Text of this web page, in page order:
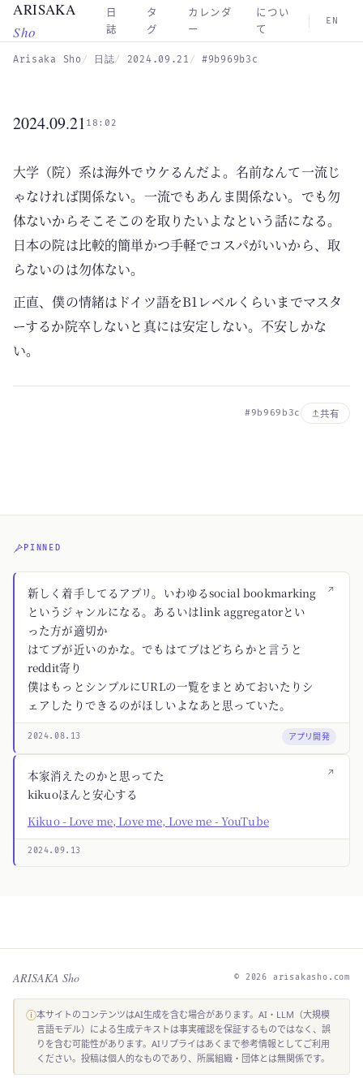
Skip to main content
ARISAKA
Sho
日
誌
タ
グ
カレンダ
ー
につい
て
EN
Arisaka Sho 日誌 2024.09.21 #9b969b3c
2024.09.21 18:02
大学（院）系は海外でウケるんだよ。名前なんて一流じ
ゃなければ関係ない。一流でもあんま関係ない。でも勿
体ないからそこそこのを取りたいよなという話になる。
日本の院は比較的簡単かつ手軽でコスパがいいから、取
らないのは勿体ない。
正直、僕の情緒はドイツ語をB1レベルくらいまでマスタ
ーするか院卒しないと真には安定しない。不安しかな
い。
#9b969b3c 共有
PINNED
↗
新しく着手してるアプリ。いわゆるsocial bookmarking
というジャンルになる。あるいはlink aggregatorとい
った方が適切か
はてブが近いのかな。でもはてブはどちらかと言うと
reddit寄り
僕はもっとシンプルにURLの一覧をまとめておいたりシ
ェアしたりできるのがほしいよなあと思っていた。
2024.08.13 アプリ開発
↗
本家消えたのかと思ってた
kikuoほんと安心する
Kikuo - Love me, Love me, Love me - YouTube
2024.09.13
ARISAKA Sho © 2026 arisakasho.com
ⓘ本サイトのコンテンツはAI生成を含む場合があります。AI・LLM（大規模
言語モデル）による生成テキストは事実確認を保証するものではなく、誤
りを含む可能性があります。AIリプライはあくまで参考情報としてご利用
ください。投稿は個人的なものであり、所属組織・団体とは無関係です。